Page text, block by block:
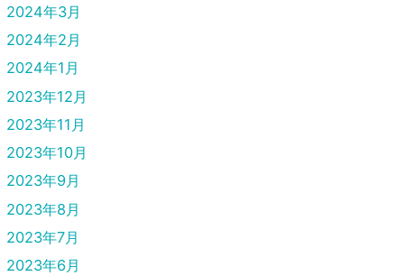
2024年3月
2024年2月
2024年1月
2023年12月
2023年11月
2023年10月
2023年9月
2023年8月
2023年7月
2023年6月